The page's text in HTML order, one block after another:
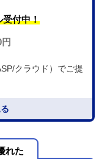
受付中！
クラウド）でご提
れた